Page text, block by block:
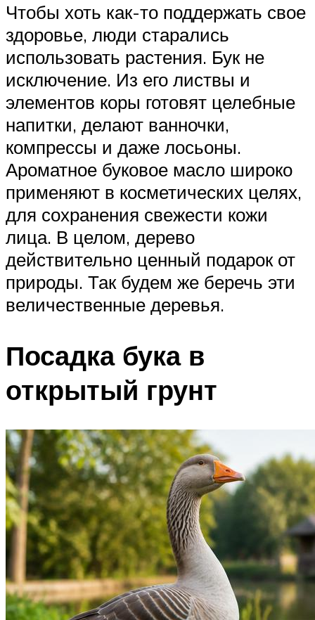
Чтобы хоть как-то поддержать свое
здоровье, люди старались
использовать растения. Бук не
исключение. Из его листвы и
элементов коры готовят целебные
напитки, делают ванночки,
компрессы и даже лосьоны.
Ароматное буковое масло широко
применяют в косметических целях,
для сохранения свежести кожи
лица. В целом, дерево
действительно ценный подарок от
природы. Так будем же беречь эти
величественные деревья.
Посадка бука в
открытый грунт